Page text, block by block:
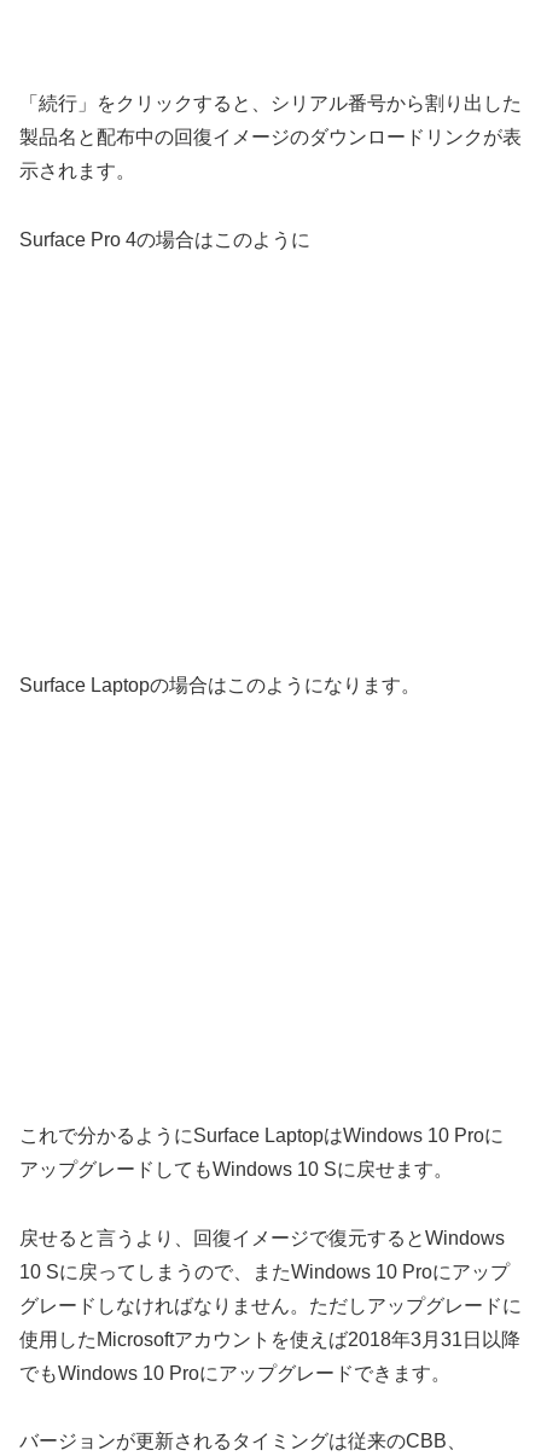
「続行」をクリックすると、シリアル番号から割り出した
製品名と配布中の回復イメージのダウンロードリンクが表
示されます。
Surface Pro 4の場合はこのように
Surface Laptopの場合はこのようになります。
これで分かるようにSurface LaptopはWindows 10 Proに
アップグレードしてもWindows 10 Sに戻せます。
戻せると言うより、回復イメージで復元するとWindows
10 Sに戻ってしまうので、またWindows 10 Proにアップ
グレードしなければなりません。ただしアップグレードに
使用したMicrosoftアカウントを使えば2018年3月31日以降
でもWindows 10 Proにアップグレードできます。
バージョンが更新されるタイミングは従来のCBB、